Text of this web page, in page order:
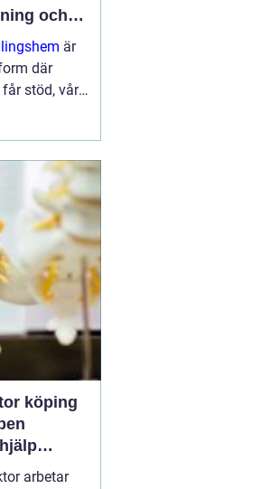
och
är
där
stöd, vård
under en
när det
inte räcker.
skapa
och
köping
arbetar